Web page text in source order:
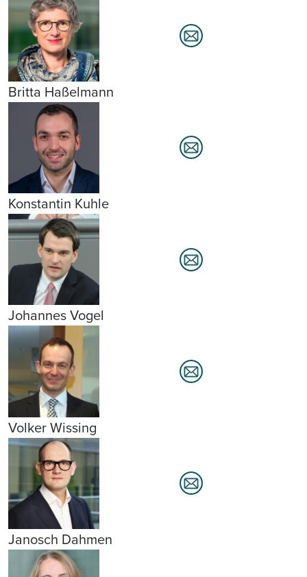
Britta Haßelmann
Konstantin Kuhle
Johannes Vogel
Volker Wissing
Janosch Dahmen